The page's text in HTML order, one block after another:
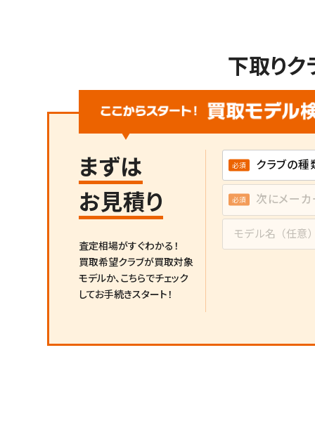
下取りク
まずは
お見積り
査定相場がすぐわかる！
買取希望クラブが買取対象
モデルか、 こちらでチェック
してお手続きスタート！